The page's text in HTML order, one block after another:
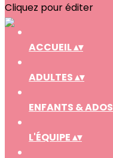
Cliquez pour éditer
ACCUEIL▴▾
ADULTES▴▾
ENFANTS & ADOS
L'ÉQUIPE▴▾